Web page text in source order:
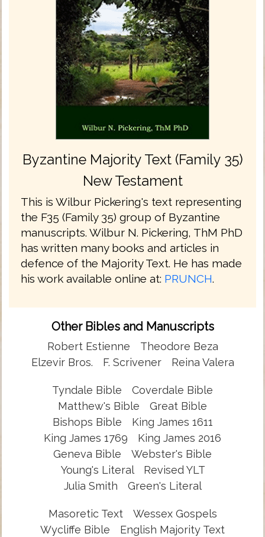
Byzantine Majority Text (Family 35)
New Testament
This is Wilbur Pickering's text representing
the F35 (Family 35) group of Byzantine
manuscripts. Wilbur N. Pickering, ThM PhD
has written many books and articles in
defence of the Majority Text. He has made
his work available online at: PRUNCH.
Other Bibles and Manuscripts
Robert Estienne
Theodore Beza
Elzevir Bros.
F. Scrivener Reina Valera
Tyndale Bible
Coverdale Bible
Matthew's Bible
Great Bible
Bishops Bible
King James 1611
King James 1769
King James 2016
Geneva Bible
Webster's Bible
Young's Literal
Revised YLT
Julia Smith
Green's Literal
Masoretic Text
Wessex Gospels
Wycliffe Bible
English Majority Text